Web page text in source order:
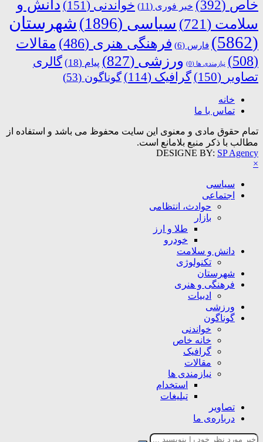
خاص (392) خبر فوری (11) خواندنی (151)
دانش و
سلامت (721) سیاسی (1896)
شهرستان
(5862)
فارس (6) فرهنگی هنری (486)
مقالات
(508)
نیازمندی ها (0) ورزشی (827) پیام (18)
گالری
تصاویر (150) گرافیک (114) گوناگون (53)
خانه
تماس با ما
تمام حقوق مادی و معنوی این سایت محفوظ می باشد و استفاده از
مطالب با ذکر منبع بلامانع است.
DESIGNE BY: SP Agency
×
سیاسی
اجتماعی
حوادث، انتظامی
بازار
طلا و ارز
خودرو
دانش و سلامت
تکنولوژی
شهرستان
فرهنگی و هنری
ادبیات
ورزشی
گوناگون
خواندنی
خانه خاص
گرافیک
مقالات
نیازمندی ها
استخدام
تبلیغات
تصاویر
درباره‌ی ما